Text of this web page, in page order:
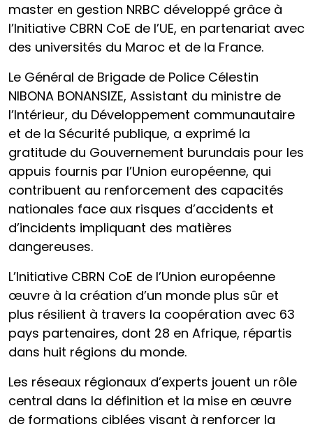
master en gestion NRBC développé grâce à
l’Initiative CBRN CoE de l’UE, en partenariat avec
des universités du Maroc et de la France.
Le Général de Brigade de Police Célestin
NIBONA BONANSIZE, Assistant du ministre de
l’Intérieur, du Développement communautaire
et de la Sécurité publique, a exprimé la
gratitude du Gouvernement burundais pour les
appuis fournis par l’Union européenne, qui
contribuent au renforcement des capacités
nationales face aux risques d’accidents et
d’incidents impliquant des matières
dangereuses.
L’Initiative CBRN CoE de l’Union européenne
œuvre à la création d’un monde plus sûr et
plus résilient à travers la coopération avec 63
pays partenaires, dont 28 en Afrique, répartis
dans huit régions du monde.
Les réseaux régionaux d’experts jouent un rôle
central dans la définition et la mise en œuvre
de formations ciblées visant à renforcer la